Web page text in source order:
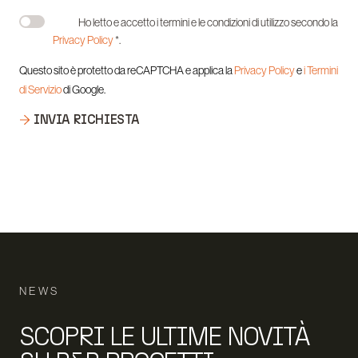
Ho letto e accetto i termini e le condizioni di utilizzo secondo la
Privacy Policy*.
Questo sito è protetto da reCAPTCHA e applica laPrivacy Policyei Termini
di Serviziodi Google.
INVIA RICHIESTA
NEWS
SCOPRI LE ULTIME NOVITÀ